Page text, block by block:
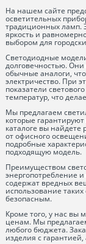
На нашем сайте
осветительных
традиционных ламп.
яркость и
выбором для
Светодиодные
долговечностью.
обычные аналоги,
электричество. При
показатели
температур, что
Мы предлагаем
которые
каталоге вы
от офисного
подробные
подходящую модель.
Преимуществом
энергопотребление
содержат вредных
использование
безопасным.
Кроме того, у нас вы
ценам. Мы
любого бюджета.
изделия с